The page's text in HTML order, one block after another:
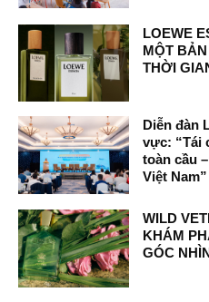
LOEWE
MỘT
THỜI
Diễn đàn
vực: “Tái
toàn cầu
Việt Nam”
WILD
KHÁM
GÓC